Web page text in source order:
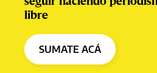
libre
SUMATE ACÁ